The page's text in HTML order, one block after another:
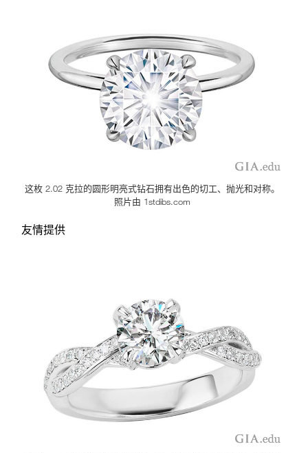
这枚 2.02 克拉的圆形明亮式钻石拥有出色的切工、抛光和对称。
照片由 1stdibs.com
友情提供